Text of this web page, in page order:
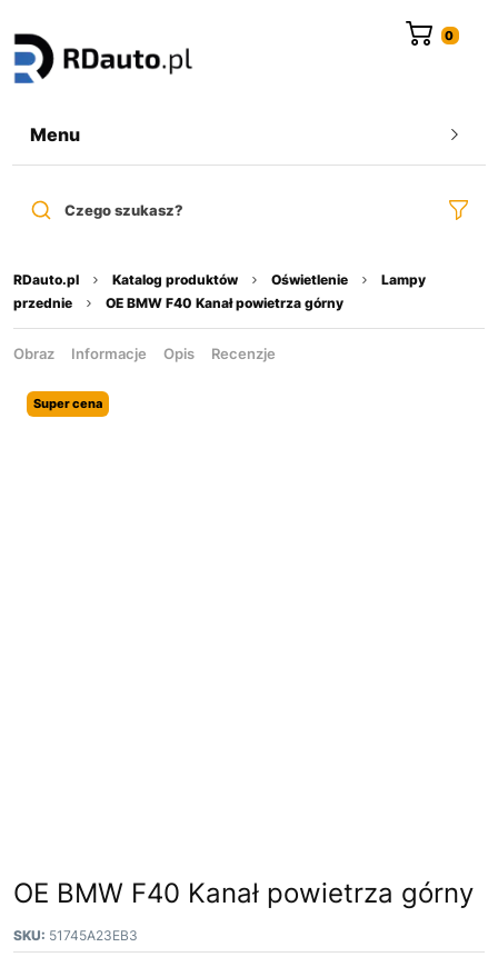
Menu
Czego szukasz?
RDauto.pl Katalog produktów Oświetlenie
Lampy
przednie
OE BMW F40 Kanał powietrza górny
Obraz Informacje Opis Recenzje
Super cena
OE BMW F40 Kanał powietrza górny
SKU: 51745A23EB3